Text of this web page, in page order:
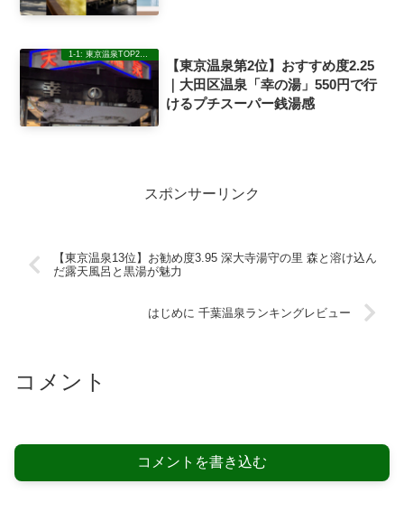
1-1: 東京温泉TOP20ランキングレビュー
【東京温泉第2位】おすすめ度2.25
｜大田区温泉「幸の湯」550円で行
けるプチスーパー銭湯感
スポンサーリンク
【東京温泉13位】お勧め度3.95 深大寺湯守の里 森と溶け込ん
だ露天風呂と黒湯が魅力
はじめに 千葉温泉ランキングレビュー
コメント
コメントを書き込む